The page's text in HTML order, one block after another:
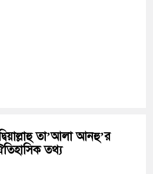
তা’আলা আনহু’র
তথ্য